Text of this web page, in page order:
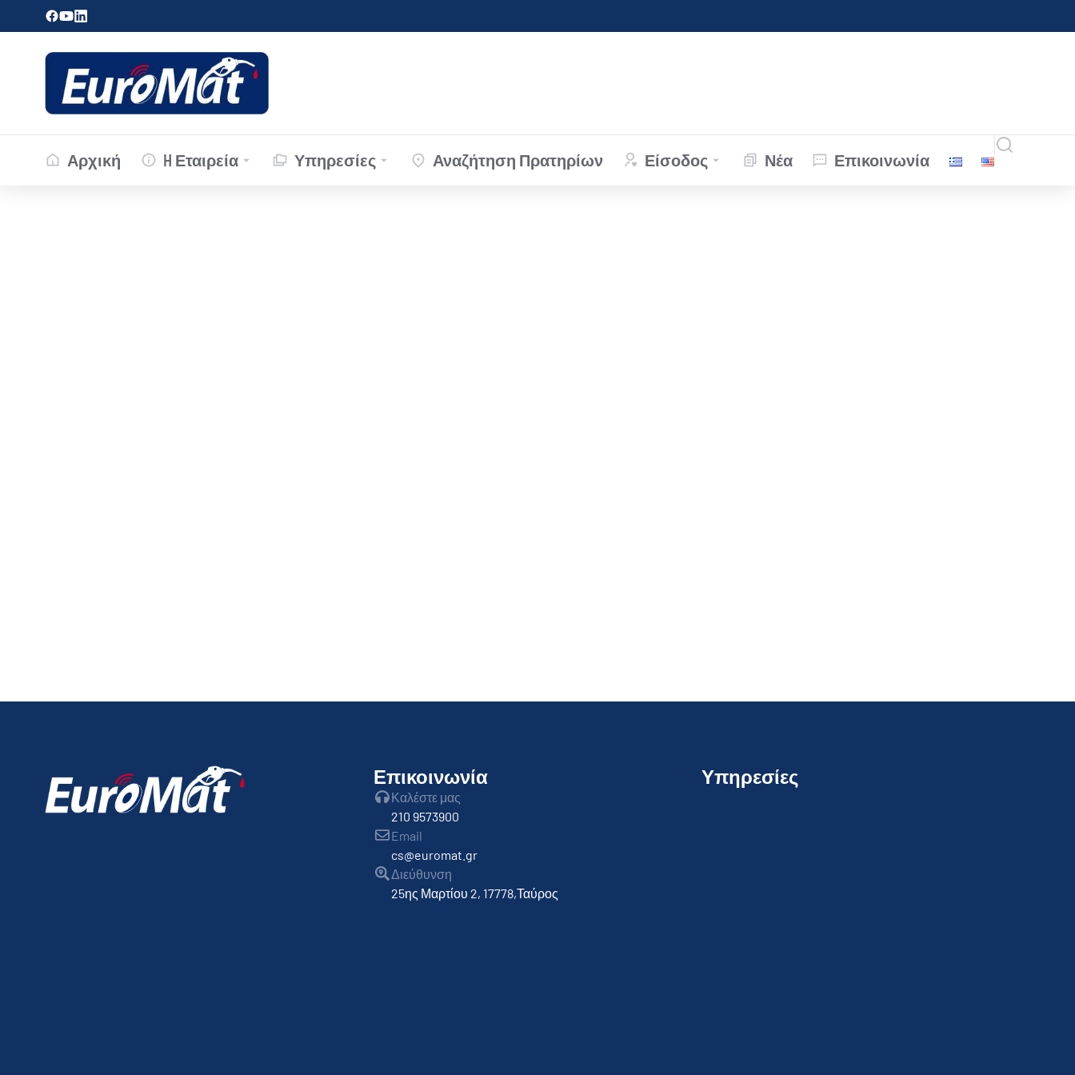
Αρχική H Εταιρεία Υπηρεσίες Αναζήτηση Πρατηρίων Είσοδος Νέα Επικοινωνία
Επικοινωνία
Καλέστε μας
210 9573900
Email
cs@euromat.gr
Διεύθυνση
25ης Μαρτίου 2, 17778,Ταύρος
Υπηρεσίες